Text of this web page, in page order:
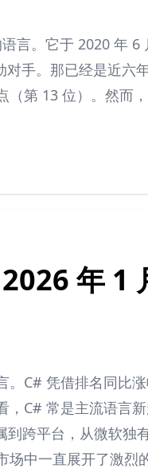
言。它于 2020 年 6
对手。那已经是近六
第 13 位）。然而
年 1
C# 凭借排名同比
C# 常是主流语言
跨平台，从微软独
场中一直展开了激烈